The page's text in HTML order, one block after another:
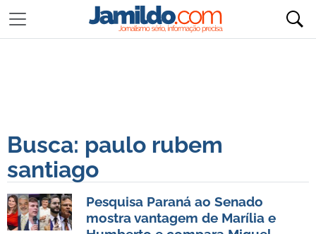
Busca: paulo rubem
santiago
Pesquisa Paraná ao Senado
mostra vantagem de Marília e